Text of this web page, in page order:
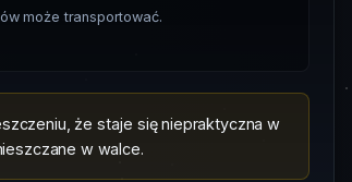
może transportować.
że staje się niepraktyczna w
w walce.